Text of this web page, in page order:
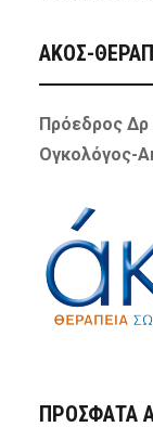
ΑΚΟΣ-
Πρόεδρος
Ογκολόγος-
ΠΡΌΣΦΑΤΑ